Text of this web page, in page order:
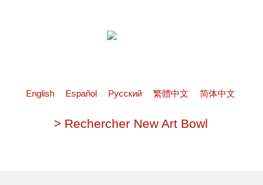
English Español Pусский 繁體中文 简体中文
> Rechercher New Art Bowl